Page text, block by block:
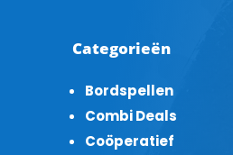
Categorieën
Bordspellen
Combi Deals
Coöperatief